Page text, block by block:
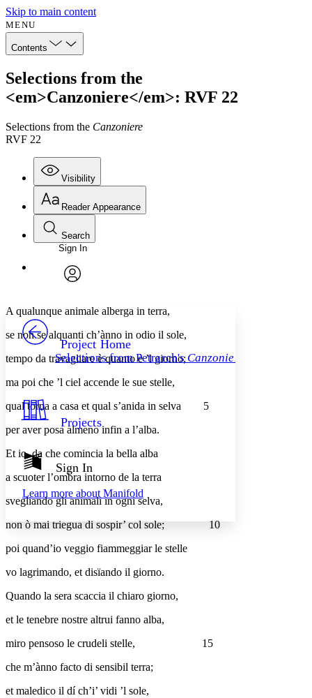
Skip to main content
MENU
Contents
Selections from the
<em>Canzoniere</em>: RVF 22
Selections from the Canzoniere
RVF 22
Visibility
Annotations
Others
Your highlights
Resources
Show all
Show all Hide all
Reader Appearance
Font
Font style
Decrease font size Increase font size
Decrease font size Increase font size
Color Scheme
Light
Annotation contrast
abc Low
abc High
Margins
Reset to Defaults
Search
Enter search criteria
Search within:
PROJECT
Sign In
Project Home
Selections from Petrarch's Canzoniere
Projects
Sign In
Learn more about Manifold
A qualunque animale alberga in terra,
se non se alquanti ch’ànno in odio il sole,
tempo da travagliare è quanto è ’l giorno;
ma poi che ’l ciel accende le sue stelle,
qual torna a casa et qual s’anida in selva 5
per aver posa almeno infin a l’alba.
Et io, da che comincia la bella alba
a scuoter l’ombra intorno de la terra
svegliando gli animali in ogni selva,
non ò mai triegua di sospir’ col sole;10
poi quand’io veggio fiammeggiar le stelle
vo lagrimando, et disïando il giorno.
Quando la sera scaccia il chiaro giorno,
et le tenebre nostre altrui fanno alba,
miro pensoso le crudeli stelle, 15
che m’ànno facto di sensibil terra;
et maledico il dí ch’i’ vidi ’l sole,